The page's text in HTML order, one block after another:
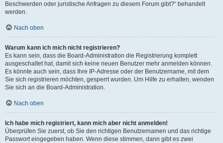
Beschwerden oder juristische Anfragen zu diesem Forum gibt?“ behandelt
werden.
Nach oben
Warum kann ich mich nicht registrieren?
Es kann sein, dass die Board-Administration die Registrierung komplett
ausgeschaltet hat, damit sich keine neuen Benutzer mehr anmelden können.
Es könnte auch sein, dass Ihre IP-Adresse oder der Benutzername, mit dem
Sie sich registrieren möchten, gesperrt wurden. Um Hilfe zu erhalten, wenden
Sie sich an die Board-Administration.
Nach oben
Ich habe mich registriert, kann mich aber nicht anmelden!
Überprüfen Sie zuerst, ob Sie den richtigen Benutzernamen und das richtige
Passwort eingegeben haben. Wenn diese stimmen, dann gibt es zwei